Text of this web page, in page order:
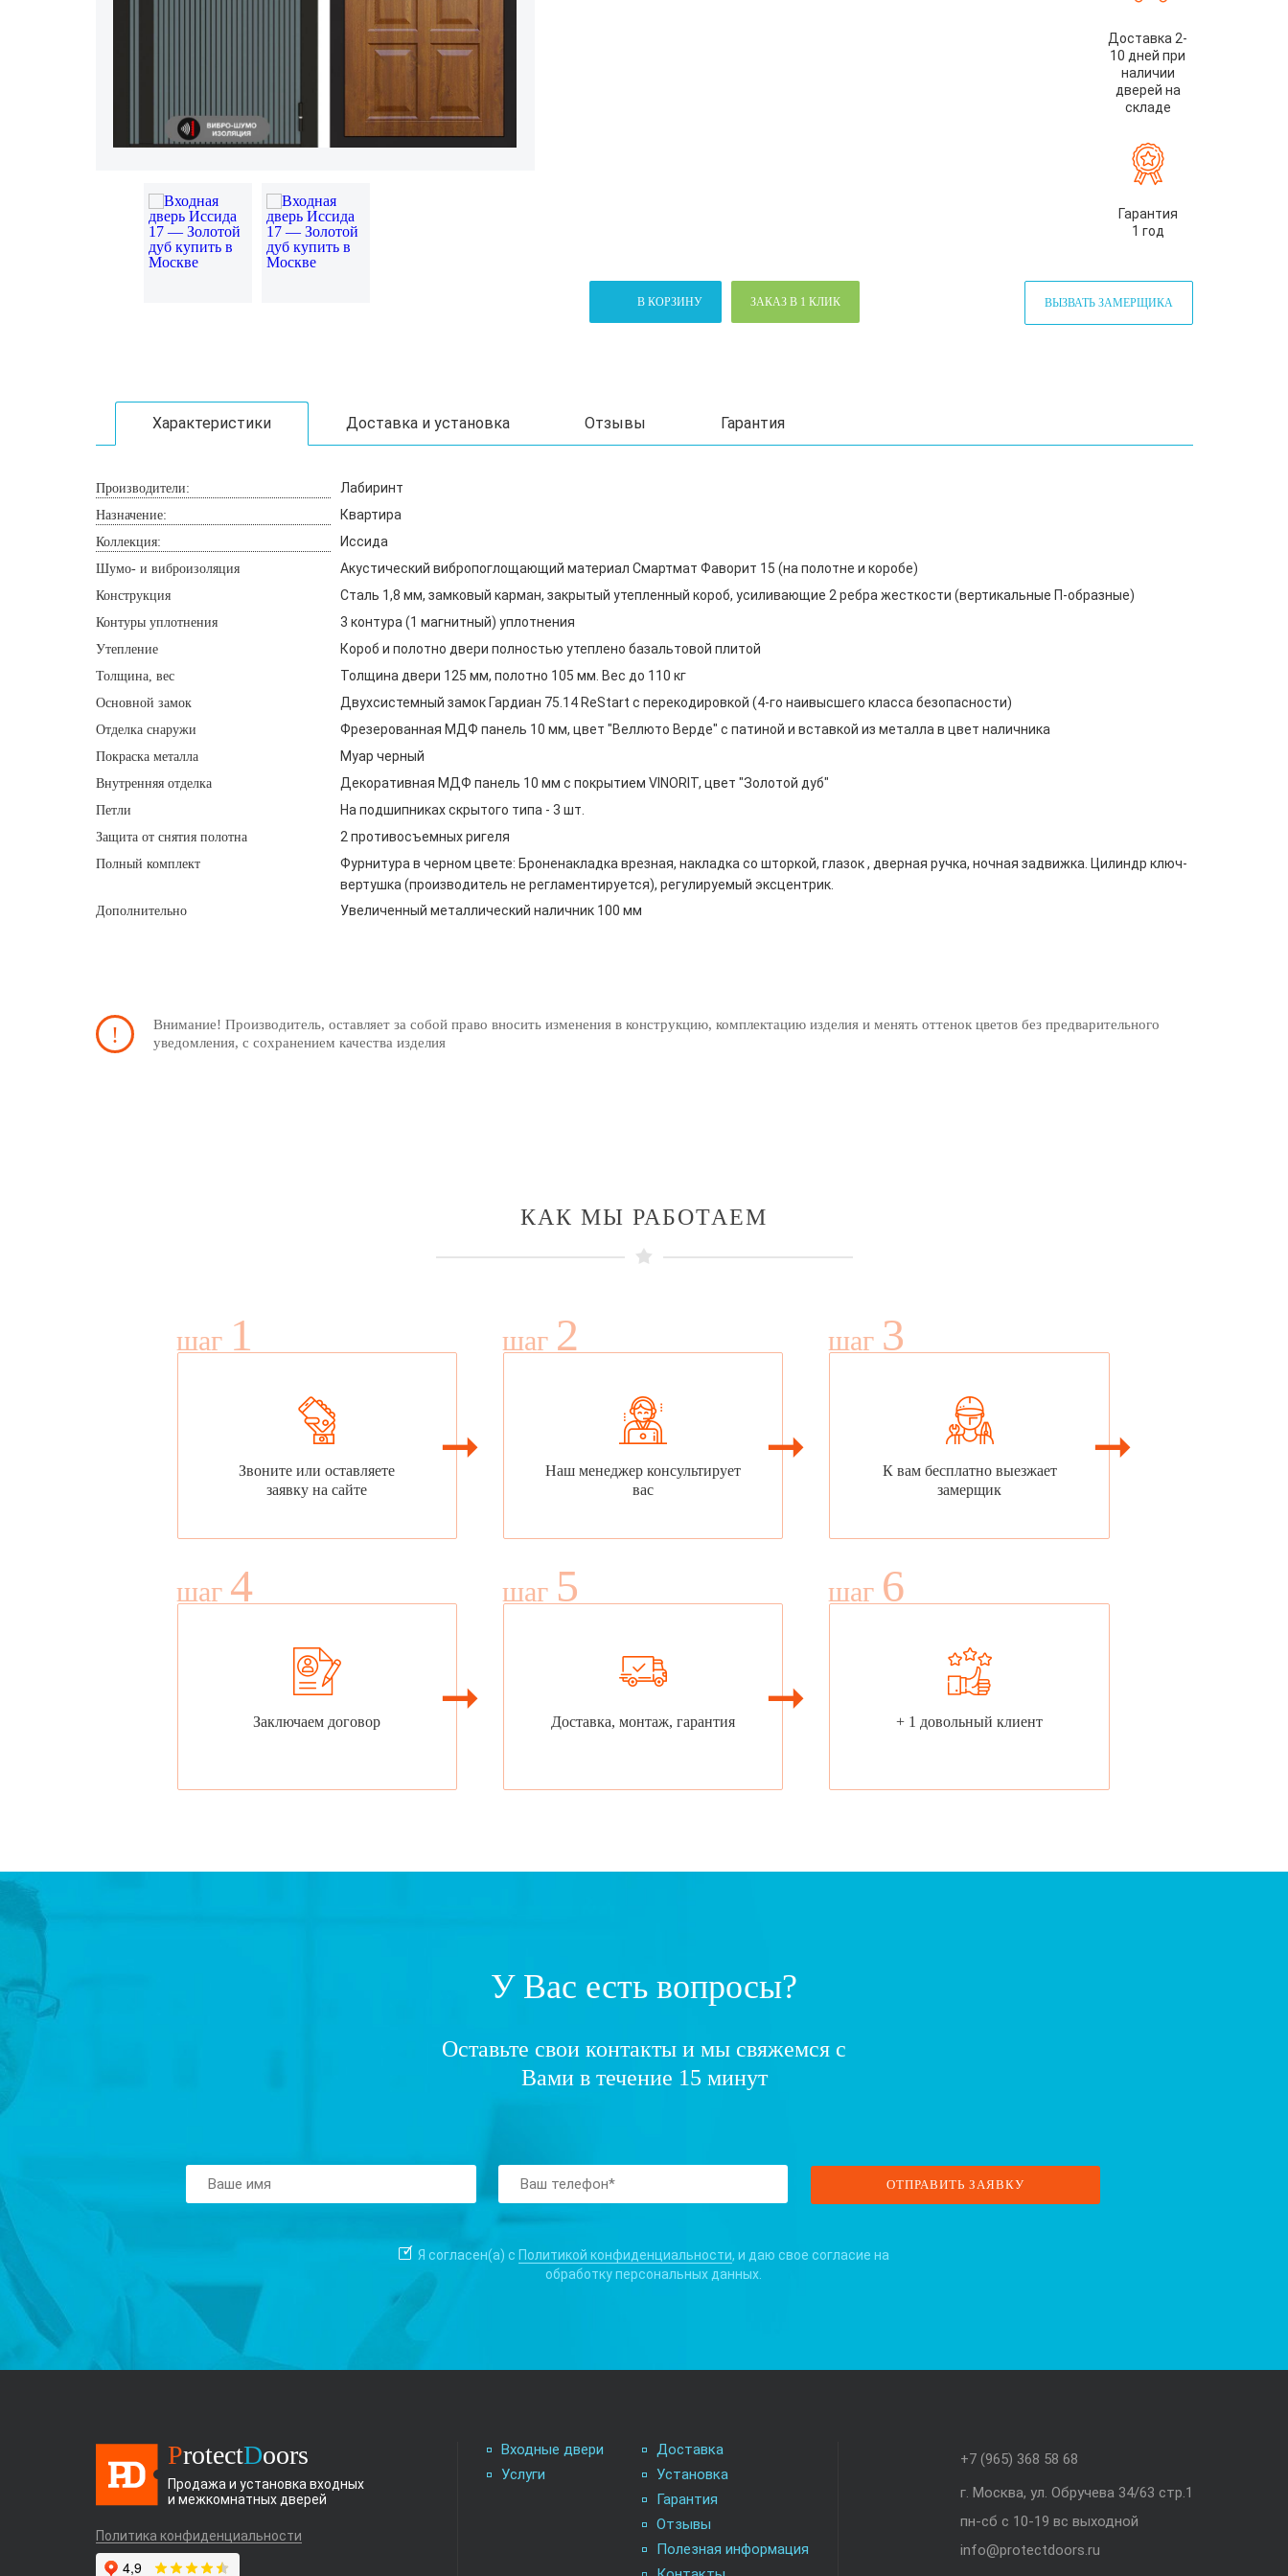
Доставка 2-
10 дней при
наличии
дверей на
складе
Гарантия
1 год
В КОРЗИНУ ЗАКАЗ В 1 КЛИК ВЫЗВАТЬ ЗАМЕРЩИКА
Характеристики Доставка и установка Отзывы Гарантия
Производители: Лабиринт
Назначение: Квартира
Коллекция: Иссида
Шумо- и виброизоляция Акустический вибропоглощающий материал Смартмат Фаворит 15 (на полотне и коробе)
Конструкция Сталь 1,8 мм, замковый карман, закрытый утепленный короб, усиливающие 2 ребра жесткости (вертикальные П-образные)
Контуры уплотнения 3 контура (1 магнитный) уплотнения
Утепление Короб и полотно двери полностью утеплено базальтовой плитой
Толщина, вес Толщина двери 125 мм, полотно 105 мм. Вес до 110 кг
Основной замок Двухсистемный замок Гардиан 75.14 ReStart с перекодировкой (4-го наивысшего класса безопасности)
Отделка снаружи Фрезерованная МДФ панель 10 мм, цвет "Веллюто Верде" с патиной и вставкой из металла в цвет наличника
Покраска металла Муар черный
Внутренняя отделка Декоративная МДФ панель 10 мм с покрытием VINORIT, цвет "Золотой дуб"
Петли На подшипниках скрытого типа - 3 шт.
Защита от снятия полотна 2 противосъемных ригеля
Полный комплект
Фурнитура в черном цвете: Броненакладка врезная, накладка со шторкой, глазок , дверная ручка, ночная задвижка. Цилиндр ключ-
вертушка (производитель не регламентируется), регулируемый эксцентрик.
Дополнительно Увеличенный металлический наличник 100 мм
Внимание! Производитель, оставляет за собой право вносить изменения в конструкцию, комплектацию изделия и менять оттенок цветов без предварительного
уведомления, с сохранением качества изделия
КАК МЫ РАБОТАЕМ
шаг 1
Звоните или оставляете
заявку на сайте
шаг 2
Наш менеджер консультирует
вас
шаг 3
К вам бесплатно выезжает
замерщик
шаг 4
Заключаем договор
шаг 5
Доставка, монтаж, гарантия
шаг 6
+ 1 довольный клиент
У Вас есть вопросы?
Оставьте свои контакты и мы свяжемся с
Вами в течение 15 минут
Я согласен(а) с Политикой конфиденциальности, и даю свое согласие на
обработку персональных данных.
ProtectDoors
Продажа и установка входных
и межкомнатных дверей
Политика конфиденциальности
Входные двери
Услуги
Доставка
Установка
Гарантия
Отзывы
Полезная информация
+7 (965) 368 58 68
г. Москва, ул. Обручева 34/63 стр.1
пн-сб с 10-19 вс выходной
info@protectdoors.ru